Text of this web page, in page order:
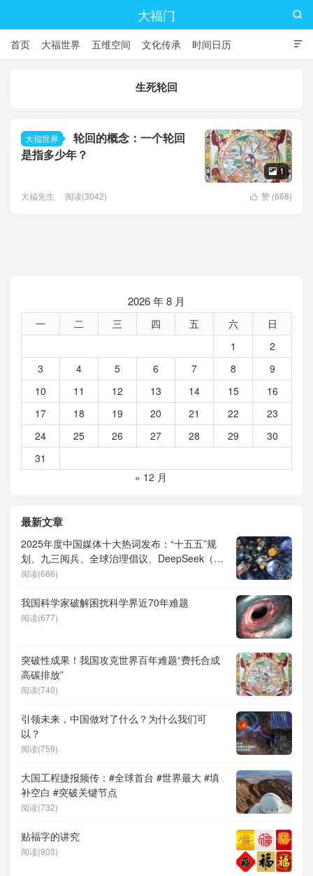
大福门

首页 大福世界 五维空间 文化传承 时间日历

生死轮回
大福世界
轮回的概念：一个轮回
是指多少年？
 1
 赞 (668)
大福先生 阅读(3042)
2026 年 8 月
一 二 三 四 五 六
日
1
2
3
4 5 6 7 8
9
10
11 12 13 14 15
16
17
18 19 20 21 22
23
24
25 26 27 28 29
30
31
« 12 月
最新文章
2025年度中国媒体十大热词发布：“十五五”规
划、九三阅兵、全球治理倡议、DeepSeek（深
度求索）、人形机器人、苏超、票根经济、育
阅读(686)
我国科学家破解困扰科学界近70年难题
阅读(677)
突破性成果！我国攻克世界百年难题“费托合成
高碳排放”
阅读(740)
引领未来，中国做对了什么？为什么我们可
以？
阅读(759)
大国工程捷报频传：#全球首台 #世界最大 #填
补空白 #突破关键节点
阅读(732)
贴福字的讲究
阅读(903)